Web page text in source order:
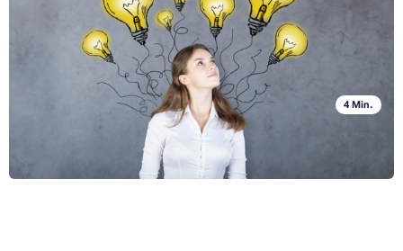
Arbeitsunwilligkeit. Wenn Sie dieses Phänomen der Neuzeit stört, gibt
es immer etwas zu tun. Wir geben Ihnen einige Tricks, wie Sie Ihre
Arbeit effizienter gestalten können.
Ganzen Artikel lesen »
4 Min.